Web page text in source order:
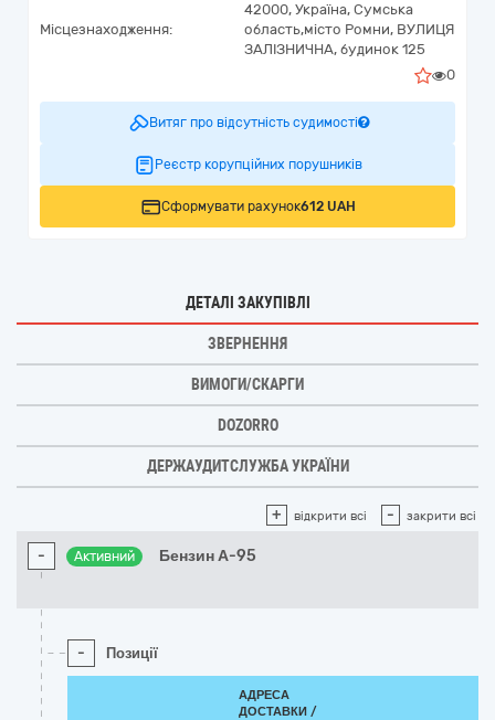
Місцезнаходження:
42000, Україна, Сумська
область,місто Ромни, ВУЛИЦЯ
ЗАЛІЗНИЧНА, будинок 125
0
Витяг про відсутність судимості
Реєстр корупційних порушників
Сформувати рахунок612 UAH
ДЕТАЛІ ЗАКУПІВЛІ
ЗВЕРНЕННЯ
ВИМОГИ/СКАРГИ
DOZORRO
ДЕРЖАУДИТСЛУЖБА УКРАЇНИ
+ відкрити всі - закрити всі
- Активний Бензин А-95
- Позиції
АДРЕСА
ДОСТАВКИ /